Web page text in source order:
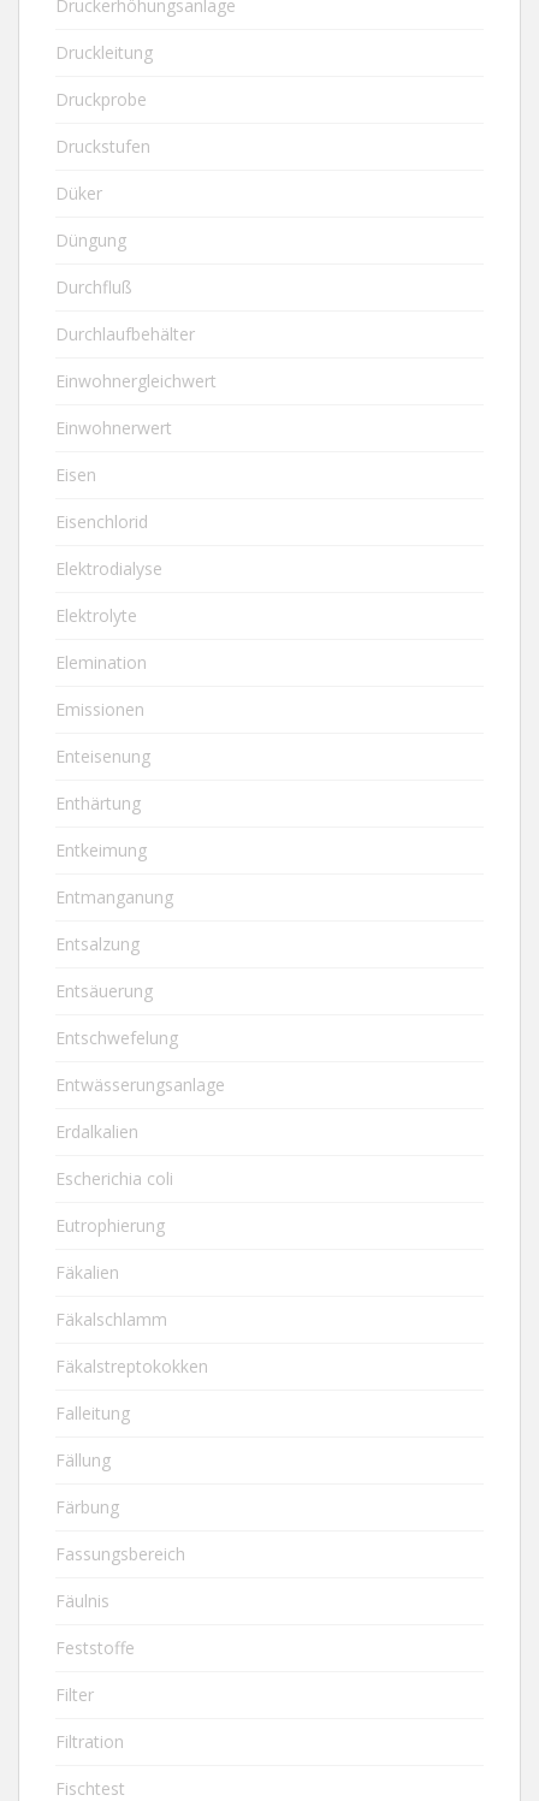
Druckerhöhungsanlage
Druckleitung
Druckprobe
Druckstufen
Düker
Düngung
Durchfluß
Durchlaufbehälter
Einwohnergleichwert
Einwohnerwert
Eisen
Eisenchlorid
Elektrodialyse
Elektrolyte
Elemination
Emissionen
Enteisenung
Enthärtung
Entkeimung
Entmanganung
Entsalzung
Entsäuerung
Entschwefelung
Entwässerungsanlage
Erdalkalien
Escherichia coli
Eutrophierung
Fäkalien
Fäkalschlamm
Fäkalstreptokokken
Falleitung
Fällung
Färbung
Fassungsbereich
Fäulnis
Feststoffe
Filter
Filtration
Fischtest